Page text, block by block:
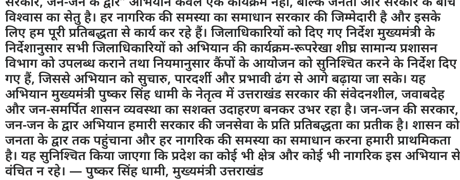
विश्वास का सेतु है। हर नागरिक की समस्या का समाधान सरकार की जिम्मेदारी है और इसके
लिए हम पूरी प्रतिबद्धता से कार्य कर रहे हैं। जिलाधिकारियों को दिए गए निर्देश मुख्यमंत्री के
निर्देशानुसार सभी जिलाधिकारियों को अभियान की कार्यक्रम-रूपरेखा शीघ्र सामान्य प्रशासन
विभाग को उपलब्ध कराने तथा नियमानुसार कैंपों के आयोजन को सुनिश्चित करने के निर्देश दिए
गए हैं, जिससे अभियान को सुचारु, पारदर्शी और प्रभावी ढंग से आगे बढ़ाया जा सके। यह
अभियान मुख्यमंत्री पुष्कर सिंह धामी के नेतृत्व में उत्तराखंड सरकार की संवेदनशील, जवाबदेह
और जन-समर्पित शासन व्यवस्था का सशक्त उदाहरण बनकर उभर रहा है। जन-जन की सरकार,
जन-जन के द्वार अभियान हमारी सरकार की जनसेवा के प्रति प्रतिबद्धता का प्रतीक है। शासन को
जनता के द्वार तक पहुंचाना और हर नागरिक की समस्या का समाधान करना हमारी प्राथमिकता
है। यह सुनिश्चित किया जाएगा कि प्रदेश का कोई भी क्षेत्र और कोई भी नागरिक इस अभियान से
वंचित न रहे। — पुष्कर सिंह धामी, मुख्यमंत्री उत्तराखंड